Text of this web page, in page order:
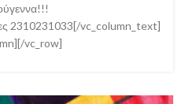
2310231033[/vc_column_text]
vc_row]